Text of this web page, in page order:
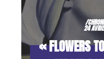
/
24
« FLOWERS